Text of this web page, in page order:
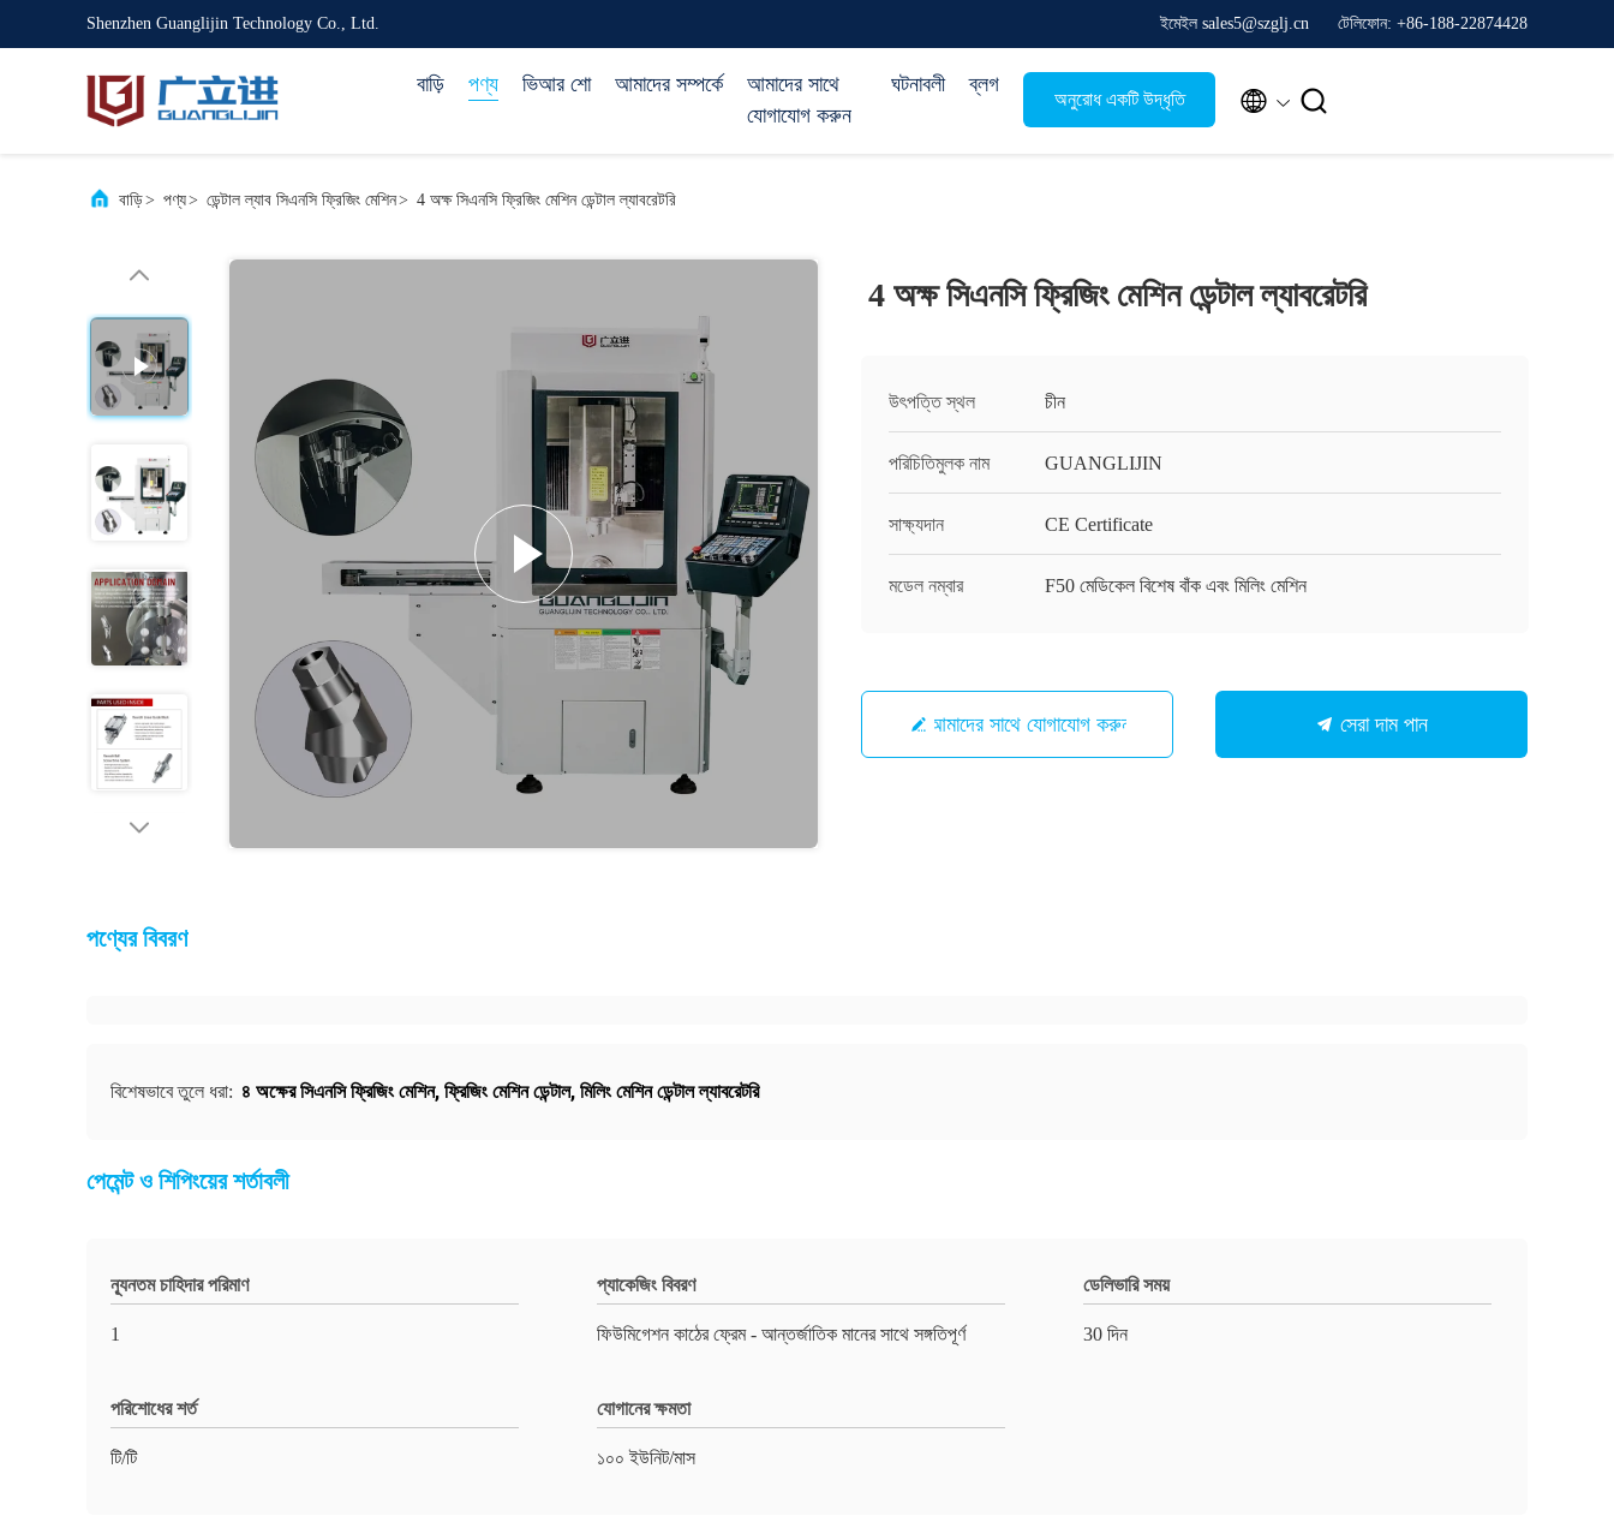
Shenzhen Guanglijin Technology Co., Ltd. ইমেইল sales5@szglj.cn টেলিফোন: +86-188-22874428
বাড়ি পণ্য ভিআর শো আমাদের সম্পর্কে
আমাদের সাথে
যোগাযোগ করুন
ঘটনাবলী ব্লগ
অনুরোধ একটি উদ্ধৃতি  
বাড়ি> পণ্য> ডেন্টাল ল্যাব সিএনসি ফ্রিজিং মেশিন> 4 অক্ষ সিএনসি ফ্রিজিং মেশিন ডেন্টাল ল্যাবরেটরি
4 অক্ষ সিএনসি ফ্রিজিং মেশিন ডেন্টাল ল্যাবরেটরি
উৎপত্তি স্থল চীন
পরিচিতিমুলক নাম GUANGLIJIN
সাক্ষ্যদান CE Certificate
মডেল নম্বার F50 মেডিকেল বিশেষ বাঁক এবং মিলিং মেশিন
আমাদের সাথে যোগাযোগ করুন সেরা দাম পান
পণ্যের বিবরণ
বিশেষভাবে তুলে ধরা: ৪ অক্ষের সিএনসি ফ্রিজিং মেশিন, ফ্রিজিং মেশিন ডেন্টাল, মিলিং মেশিন ডেন্টাল ল্যাবরেটরি
পেমেন্ট ও শিপিংয়ের শর্তাবলী
ন্যূনতম চাহিদার পরিমাণ
1
প্যাকেজিং বিবরণ
ফিউমিগেশন কাঠের ফ্রেম - আন্তর্জাতিক মানের সাথে সঙ্গতিপূর্ণ
ডেলিভারি সময়
30 দিন
পরিশোধের শর্ত
টি/টি
যোগানের ক্ষমতা
১০০ ইউনিট/মাস